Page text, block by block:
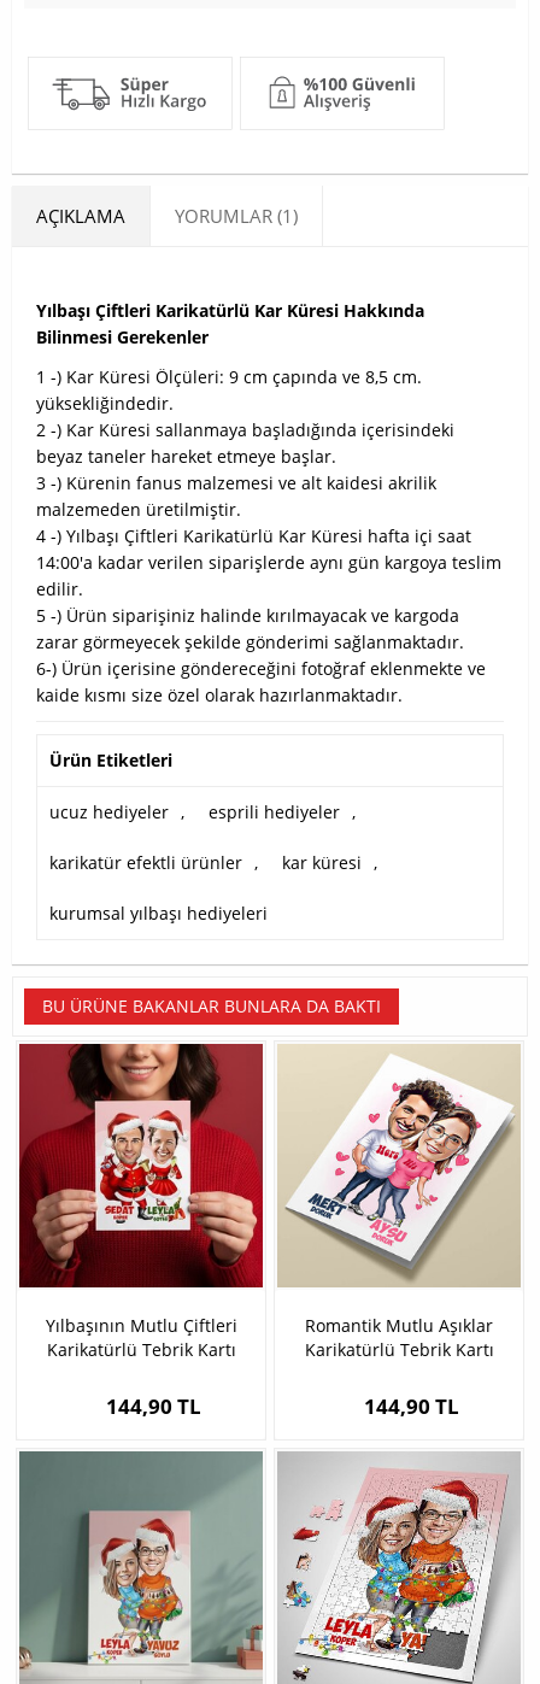
AÇIKLAMA YORUMLAR (1)
Yılbaşı Çiftleri Karikatürlü Kar Küresi Hakkında
Bilinmesi Gerekenler
1 -) Kar Küresi Ölçüleri: 9 cm çapında ve 8,5 cm.
yüksekliğindedir.
2 -) Kar Küresi sallanmaya başladığında içerisindeki
beyaz taneler hareket etmeye başlar.
3 -) Kürenin fanus malzemesi ve alt kaidesi akrilik
malzemeden üretilmiştir.
4 -) Yılbaşı Çiftleri Karikatürlü Kar Küresi hafta içi saat
14:00'a kadar verilen siparişlerde aynı gün kargoya teslim
edilir.
5 -) Ürün siparişiniz halinde kırılmayacak ve kargoda
zarar görmeyecek şekilde gönderimi sağlanmaktadır.
6-) Ürün içerisine göndereceğini fotoğraf eklenmekte ve
kaide kısmı size özel olarak hazırlanmaktadır.
Ürün Etiketleri
ucuz hediyeler , esprili hediyeler ,
karikatür efektli ürünler , kar küresi ,
kurumsal yılbaşı hediyeleri
BU ÜRÜNE BAKANLAR BUNLARA DA BAKTI
Yılbaşının Mutlu Çiftleri
Karikatürlü Tebrik Kartı
144,90 TL
Romantik Mutlu Aşıklar
Karikatürlü Tebrik Kartı
144,90 TL